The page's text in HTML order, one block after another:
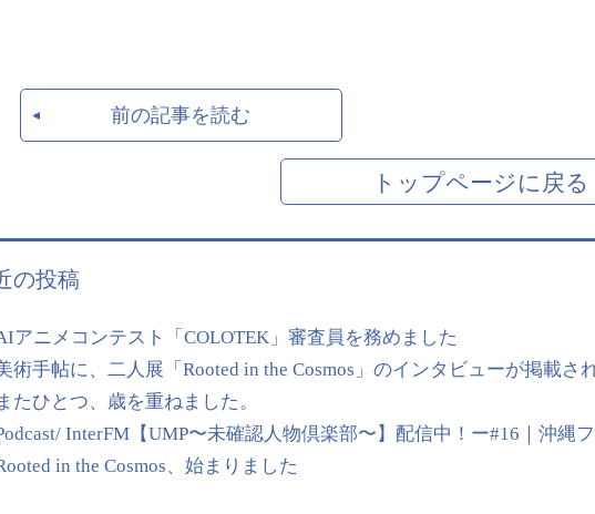
前の記事を読む
トップページに戻る
の投稿
アニメコンテスト「COLOTEK」審査員を務めました
術手帖に、二人展「Rooted in the Cosmos」のインタビューが掲載さ
たひとつ、歳を重ねました。
InterFM【UMP〜未確認人物倶楽部〜】配信中！ー#16｜沖縄
in the Cosmos、始まりました